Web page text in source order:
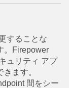
することな
。Firepower
ュリティ アプ
ます。
間をシー